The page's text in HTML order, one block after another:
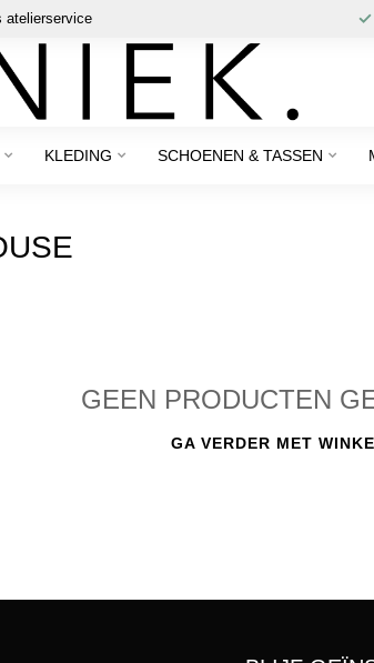
atelierservice
KLEDING SCHOENEN & TASSEN
GEEN PRODUCTEN
GA VERDER MET